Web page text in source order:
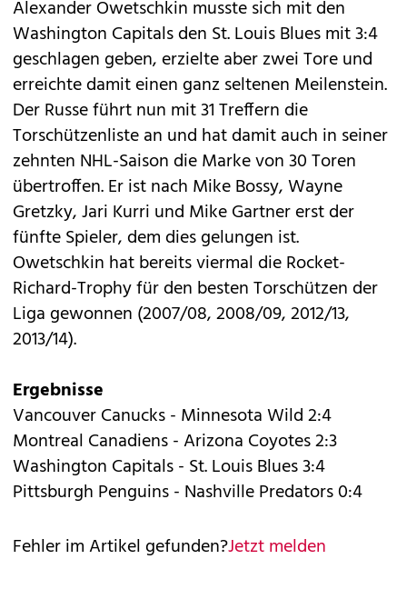
Alexander Owetschkin musste sich mit den
Washington Capitals den St. Louis Blues mit 3:4
geschlagen geben, erzielte aber zwei Tore und
erreichte damit einen ganz seltenen Meilenstein.
Der Russe führt nun mit 31 Treffern die
Torschützenliste an und hat damit auch in seiner
zehnten NHL-Saison die Marke von 30 Toren
übertroffen. Er ist nach Mike Bossy, Wayne
Gretzky, Jari Kurri und Mike Gartner erst der
fünfte Spieler, dem dies gelungen ist.
Owetschkin hat bereits viermal die Rocket-
Richard-Trophy für den besten Torschützen der
Liga gewonnen (2007/08, 2008/09, 2012/13,
2013/14).
Ergebnisse
Vancouver Canucks - Minnesota Wild 2:4
Montreal Canadiens - Arizona Coyotes 2:3
Washington Capitals - St. Louis Blues 3:4
Pittsburgh Penguins - Nashville Predators 0:4
Fehler im Artikel gefunden?Jetzt melden